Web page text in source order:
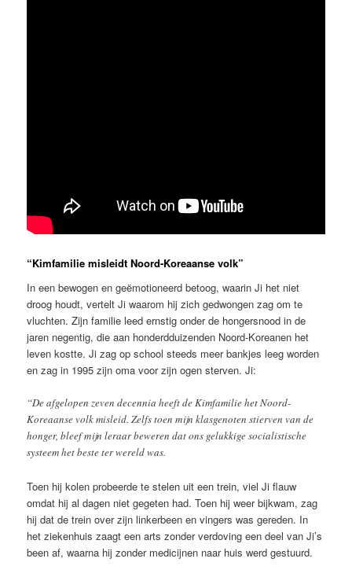
“Kimfamilie misleidt Noord-Koreaanse volk”
In een bewogen en geëmotioneerd betoog, waarin Ji het niet
droog houdt, vertelt Ji waarom hij zich gedwongen zag om te
vluchten. Zijn familie leed ernstig onder de hongersnood in de
jaren negentig, die aan honderdduizenden Noord-Koreanen het
leven kostte. Ji zag op school steeds meer bankjes leeg worden
en zag in 1995 zijn oma voor zijn ogen sterven. Ji:
“De afgelopen zeven decennia heeft de Kimfamilie het Noord-
Koreaanse volk misleid. Zelfs toen mijn klasgenoten stierven van de
honger, bleef mijn leraar beweren dat ons gelukkige socialistische
systeem het beste ter wereld was.
Toen hij kolen probeerde te stelen uit een trein, viel Ji flauw
omdat hij al dagen niet gegeten had. Toen hij weer bijkwam, zag
hij dat de trein over zijn linkerbeen en vingers was gereden. In
het ziekenhuis zaagt een arts zonder verdoving een deel van Ji’s
been af, waarna hij zonder medicijnen naar huis werd gestuurd.